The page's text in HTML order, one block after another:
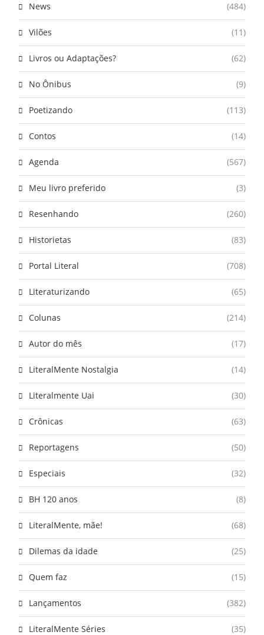
News (484)
Vilões (11)
Livros ou Adaptações? (62)
No Ônibus (9)
Poetizando (113)
Contos (14)
Agenda (567)
Meu livro preferido (3)
Resenhando (260)
Historietas (83)
Portal Literal (708)
Literaturizando (65)
Colunas (214)
Autor do mês (17)
LiteralMente Nostalgia (14)
Literalmente Uai (30)
Crônicas (63)
Reportagens (50)
Especiais (32)
BH 120 anos (8)
LiteralMente, mãe! (68)
Dilemas da idade (25)
Quem faz (15)
Lançamentos (382)
LiteralMente Séries (35)